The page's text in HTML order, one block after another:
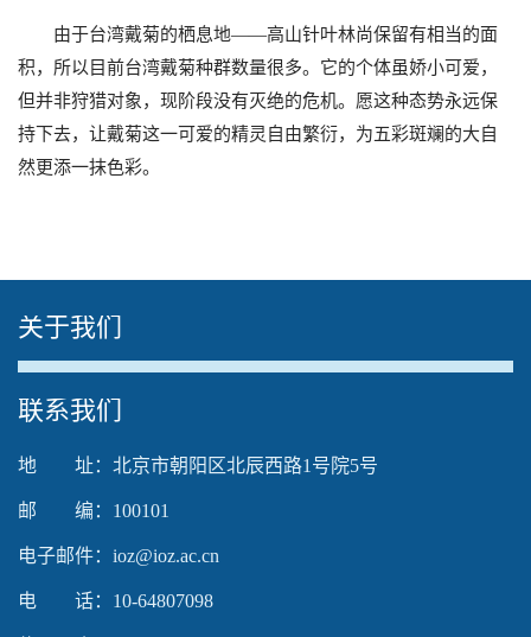
由于台湾戴菊的栖息地——高山针叶林尚保留有相当的面
积，所以目前台湾戴菊种群数量很多。它的个体虽娇小可爱，
但并非狩猎对象，现阶段没有灭绝的危机。愿这种态势永远保
持下去，让戴菊这一可爱的精灵自由繁衍，为五彩斑斓的大自
然更添一抹色彩。
关于我们
The media could not be loaded, either because the
server or network failed or because the format is not
supported.
联系我们
地 址：北京市朝阳区北辰西路1号院5号
邮 编：100101
电子邮件：ioz@ioz.ac.cn
电 话：10-64807098